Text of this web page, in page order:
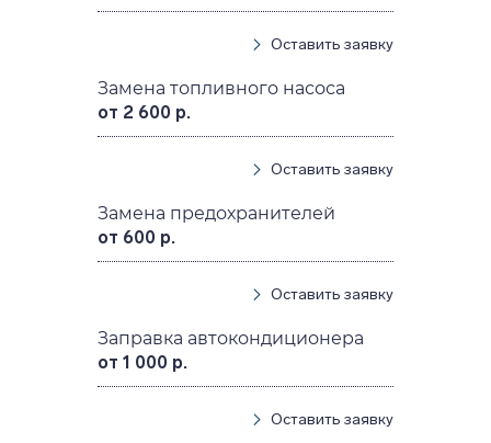
Оставить заявку
Замена топливного насоса
от 2 600 р.
Оставить заявку
Замена предохранителей
от 600 р.
Оставить заявку
Заправка автокондиционера
от 1 000 р.
Оставить заявку